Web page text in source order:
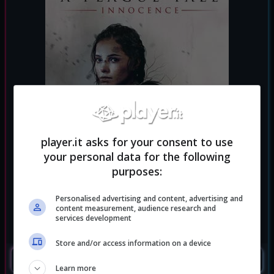
player.it asks for your consent to use
your personal data for the following
purposes:
Personalised advertising and content, advertising and
content measurement, audience research and
services development
Store and/or access information on a device
Learn more